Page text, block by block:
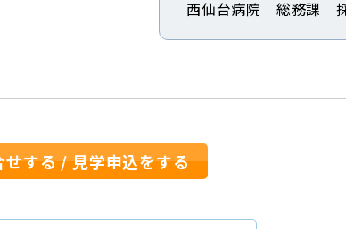
西仙台病院 総務課
せする / 見学申込をする